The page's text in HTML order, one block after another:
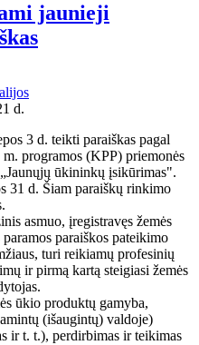
jaunieji
d.
3 d. teikti paraiškas pagal
programos (KPP) priemonės
ūkininkų įsikūrimas".
31 d. Šiam paraiškų rinkimo
asmuo, įregistravęs žemės
paraiškos pateikimo
turi reikiamų profesinių
ir pirmą kartą steigiasi žemės
ūkio produktų gamyba,
(išaugintų) valdoje)
ir t. t.), perdirbimas ir teikimas